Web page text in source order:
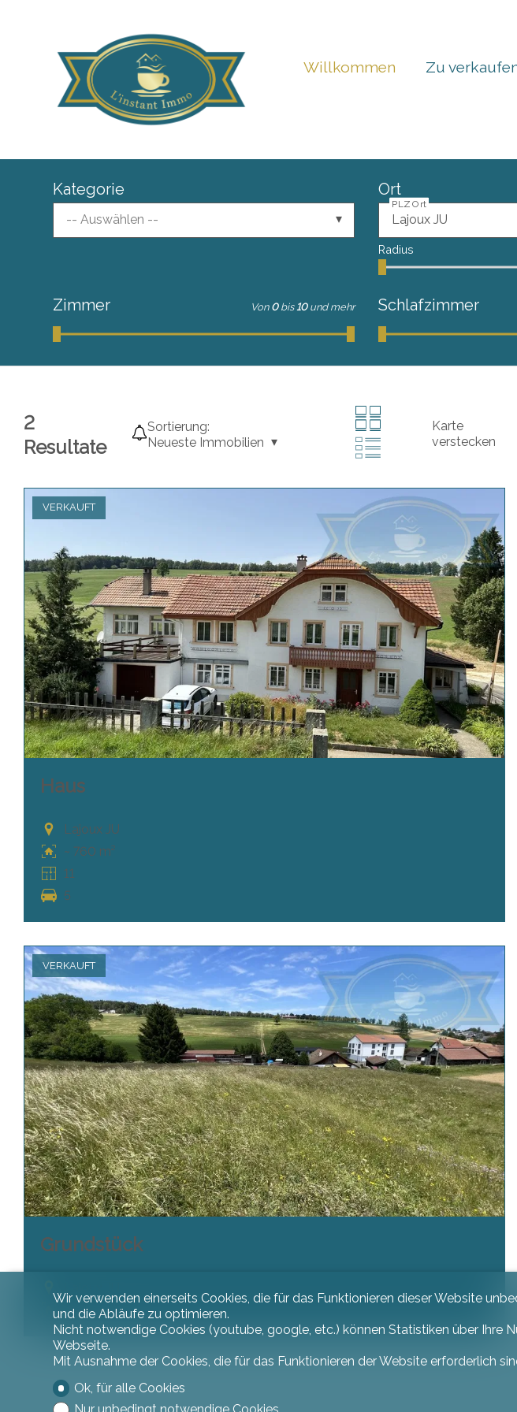
Willkommen Zu
Kategorie
-- Auswählen --
Ort
PLZ Ort
Radius
Zimmer Von 0 bis 10 und mehr Schlafzimmer
2
Resultate
Sortierung:
Neueste Immobilien
Karte
verstecken
VERKAUFT
Haus
Lajoux JU
~ 760 m²
11
5
VERKAUFT
Grundstück
2'926 m²
Wir verwenden einerseits Cookies, die für das Funktionieren dieser Website
und die Abläufe zu optimieren.
Nicht notwendige Cookies (youtube, google, etc.) können Statistiken über
Webseite.
Mit Ausnahme der Cookies, die für das Funktionieren der Website erforderlich
Ok, für alle Cookies